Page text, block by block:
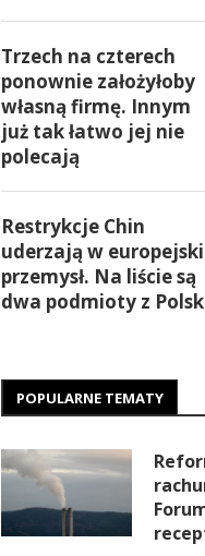
Trzech na czterech
ponownie założyłoby
własną firmę. Innym
już tak łatwo jej nie
polecają
Restrykcje Chin
uderzają w europejski
przemysł. Na liście są
dwa podmioty z
POPULARNE TEMATY